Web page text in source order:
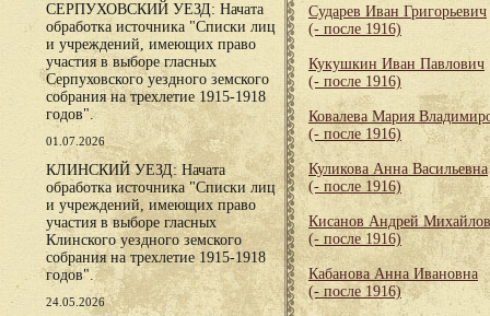
СЕРПУХОВСКИЙ УЕЗД: Начата
обработка источника "Списки лиц
и учреждений, имеющих право
участия в выборе гласных
Серпуховского уездного земского
собрания на трехлетие 1915-1918
годов".
01.07.2026
КЛИНСКИЙ УЕЗД: Начата
обработка источника "Списки лиц
и учреждений, имеющих право
участия в выборе гласных
Клинского уездного земского
собрания на трехлетие 1915-1918
годов".
24.05.2026
Сударев Иван Григорьевич
(- после 1916)
Кукушкин Иван Павлович
(- после 1916)
Ковалева Мария
(- после 1916)
Куликова Анна Васильевна
(- после 1916)
Кисанов Андрей
(- после 1916)
Кабанова Анна Ивановна
(- после 1916)